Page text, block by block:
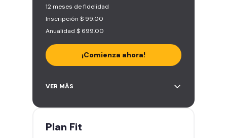
12 meses de fidelidad
Inscripción $ 99.00
Anualidad $ 699.00
¡Comienza ahora!
Acceso ilimitado a + 2.000
Entrena hasta con 5 amigos al
Sillones de masaje
VER MÁS
Plan Fit